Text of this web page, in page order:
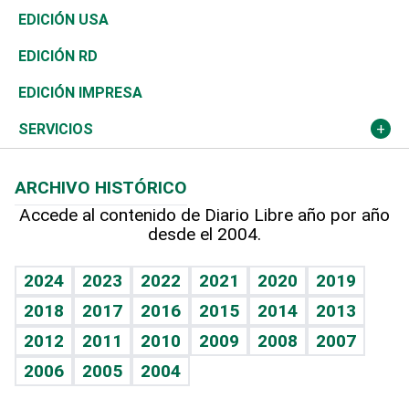
Reportajes
África
Ocenanía
Caribe
Resto del mundo
Vivienda
Telecom.
Global y variable
Economía personal
Buena Vida
Sociales
Novedades
Podcast Arte Libre
Hablando con el pediatra
Vida y familia
Eñe
Celebrando la vida
Sin complejos
Ciclismo
Tenis
Olimpismo
Más deportes
Línea de hit
TBT Deportivo
En Directo
El Espía
Noticiero Poteleche
Columnistas
Más firmas
Tecnología
Historia
Martes de tecnología
Cambio climático
Economía
Revista
Deportes
Opinión
Hecho en casa
Guía del dinero
EDICIÓN USA
EDICIÓN RD
EDICIÓN IMPRESA
SERVICIOS
Cumpleaños
Horóscopos
Crucigramas
ARCHIVO HISTÓRICO
Accede al contenido de Diario Libre año por año
desde el 2004.
2024 2023 2022 2021 2020
2019
2018
2017 2016 2015 2014
2013
2012
2011 2010 2009 2008
2007
2006
2005 2004